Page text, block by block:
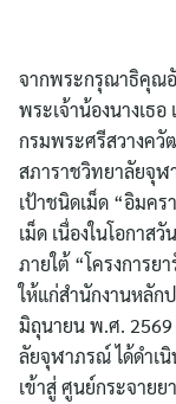
จากพระกรุณาธิคุณอั
พระเจ้าน้องนางเธ
กรมพระศรีสวางควั
สภาราชวิทยาลัยจุฬ
เป้าชนิดเม็ด “อิมค
เม็ด เนื่องในโอกา
ภายใต้ “โครงการย
ให้แก่สำนักงานหลัก
มิถุนายน พ.ศ. 2569
ลัยจุฬาภรณ์ ได้ดำเ
เข้าสู่ ศูนย์กระจาย